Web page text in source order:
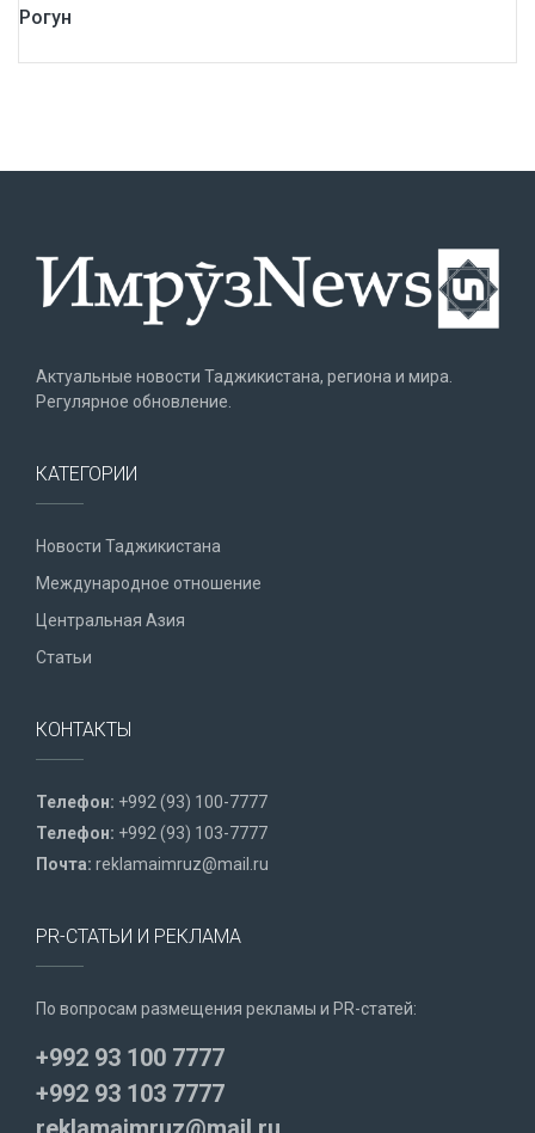
Рогун
Актуальные новости Таджикистана, региона и мира.
Регулярное обновление.
КАТЕГОРИИ
Новости Таджикистана
Международное отношение
Центральная Азия
Статьи
КОНТАКТЫ
Телефон: +992 (93) 100-7777
Телефон: +992 (93) 103-7777
Почта: reklamaimruz@mail.ru
PR-СТАТЬИ И РЕКЛАМА
По вопросам размещения рекламы и PR-статей:
+992 93 100 7777
+992 93 103 7777